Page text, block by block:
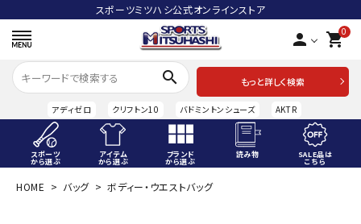
スポーツミツハシ公式オンラインストア
person 0
shopping_cart
search
もっと詳しく検索
アディゼロ クリフトン10 バドミントンシューズ AKTR
スポーツ
から選ぶ
アイテム
から選ぶ
ブランド
から選ぶ
読み物 SALE品は
こちら
ACCOUNT MENU
HOME バッグ ボディー・ウエストバッグ